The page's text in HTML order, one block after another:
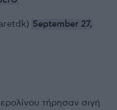
September 27,
τήρησαν σιγή